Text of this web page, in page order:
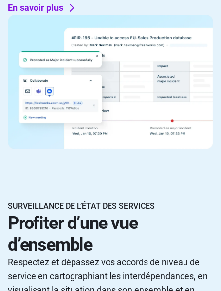
En savoir plus
SURVEILLANCE DE L’ÉTAT DES SERVICES
Profiter d’une vue
d’ensemble
Respectez et dépassez vos accords de niveau de
service en cartographiant les interdépendances, en